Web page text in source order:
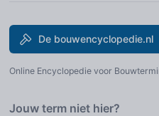
De bouwencyclopedie.nl
Online Encyclopedie voor
Jouw term niet hier?